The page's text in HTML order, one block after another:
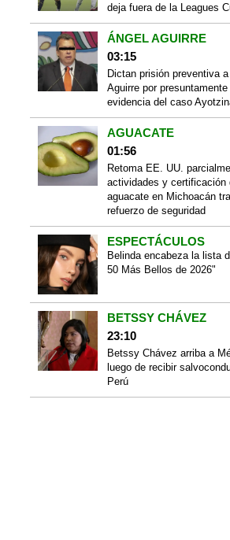
deja fuera de la Leagues
ÁNGEL AGUIRRE
03:15
Dictan prisión preventiva a
Aguirre por
evidencia del caso
AGUACATE
01:56
Retoma EE. UU.
actividades y certificación
aguacate en Michoacán
refuerzo de seguridad
ESPECTÁCULOS
Belinda encabeza la lista
50 Más Bellos de 2026"
BETSSY CHÁVEZ
23:10
Betssy Chávez arriba a
luego de recibir
Perú